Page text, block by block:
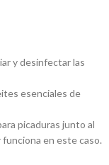
y desinfectar las
esenciales de
picaduras junto al
en este caso.